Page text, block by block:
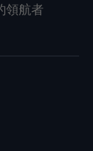
領航者